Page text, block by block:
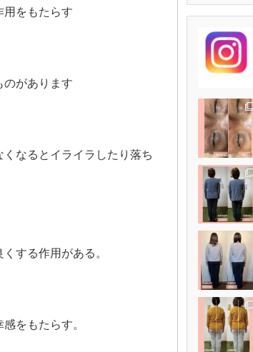
用をもたらす
のがあります
なるとイライラしたり落ち
する作用がある。
をもたらす。